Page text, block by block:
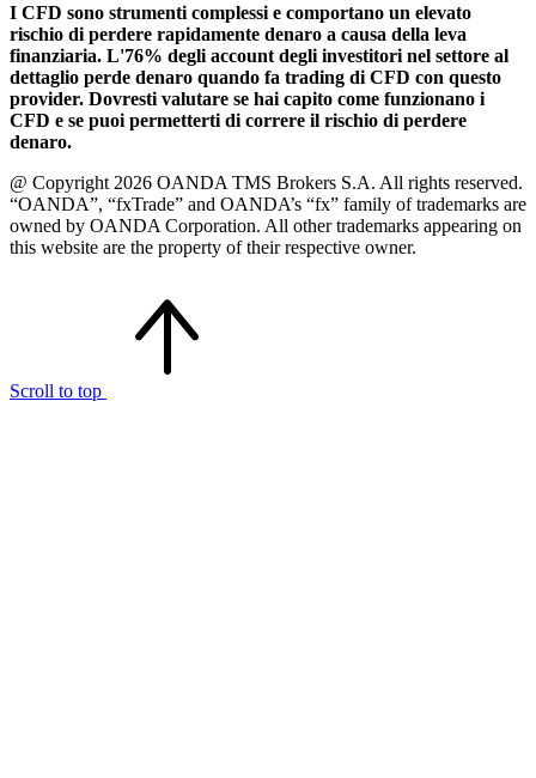
I CFD sono strumenti complessi e comportano un elevato
rischio di perdere rapidamente denaro a causa della leva
finanziaria. L'76% degli account degli investitori nel settore al
dettaglio perde denaro quando fa trading di CFD con questo
provider. Dovresti valutare se hai capito come funzionano i
CFD e se puoi permetterti di correre il rischio di perdere
denaro.
@ Copyright 2026 OANDA TMS Brokers S.A. All rights reserved.
“OANDA”, “fxTrade” and OANDA’s “fx” family of trademarks are
owned by OANDA Corporation. All other trademarks appearing on
this website are the property of their respective owner.
Scroll to top